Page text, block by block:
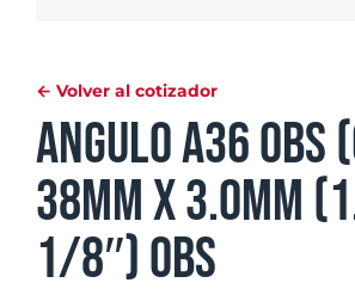
← Volver al cotizador
Angulo A36 OBS
38mm x 3.0mm
1/8″) OBS